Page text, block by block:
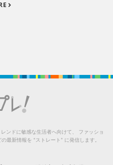
ンドに敏感な生活者へ向けて、
ファッショ
最新情報を “ストレート” に発信します。